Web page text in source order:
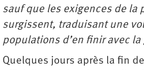
sauf que les exigences de la
surgissent, traduisant une
populations d’en finir avec la
Quelques jours après la fin